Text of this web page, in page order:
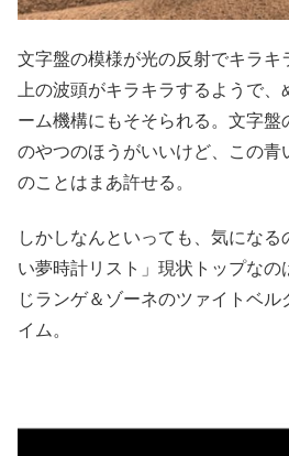
文字盤の模様が光の反射でキラキ
上の波頭がキラキラするようで
ーム機構にもそそられる。文字
のやつのほうがいいけど、この青
のことはまあ許せる。
しかしなんといっても、気になる
い夢時計リスト」現状トップなの
じランゲ＆ゾーネのツァイトベル
イム。